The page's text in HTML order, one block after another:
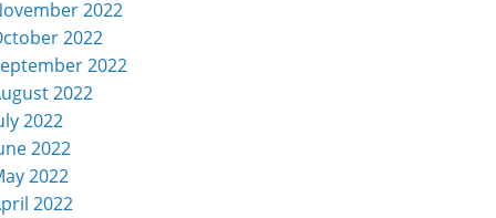
2022
2022
2022
2022
2022
2022
2022
2022